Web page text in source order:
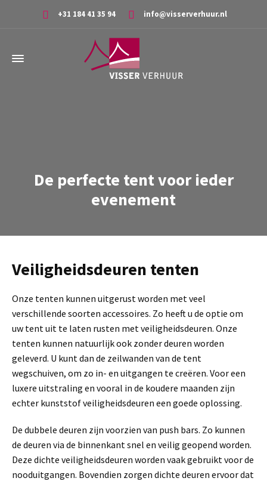
+31 184 41 35 94 info@visserverhuur.nl
De perfecte tent voor ieder
evenement
Veiligheidsdeuren tenten
Onze tenten kunnen uitgerust worden met veel
verschillende soorten accessoires. Zo heeft u de optie om
uw tent uit te laten rusten met veiligheidsdeuren. Onze
tenten kunnen natuurlijk ook zonder deuren worden
geleverd. U kunt dan de zeilwanden van de tent
wegschuiven, om zo in- en uitgangen te creëren. Voor een
luxere uitstraling en vooral in de koudere maanden zijn
echter kunststof veiligheidsdeuren een goede oplossing.
De dubbele deuren zijn voorzien van push bars. Zo kunnen
de deuren via de binnenkant snel en veilig geopend worden.
Deze dichte veiligheidsdeuren worden vaak gebruikt voor de
nooduitgangen. Bovendien zorgen dichte deuren ervoor dat